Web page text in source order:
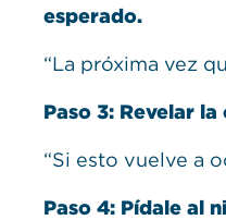
esperado.
“La próxima vez
Paso 3: Revelar la
“Si esto vuelve a
Paso 4: Pídale al